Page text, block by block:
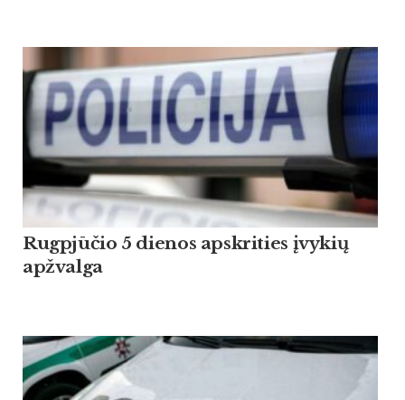
Rugpjūčio 5 dienos apskrities įvykių
apžvalga